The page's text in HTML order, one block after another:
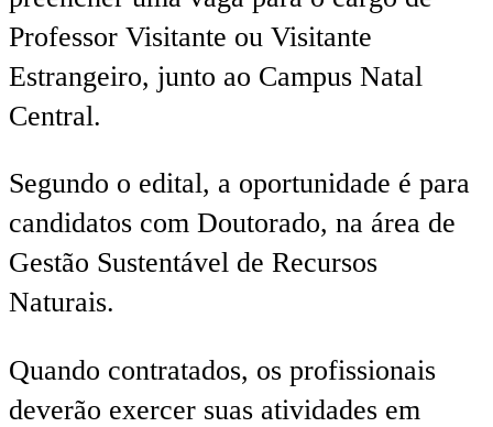
Professor Visitante ou Visitante
Estrangeiro, junto ao Campus Natal
Central.
Segundo o edital, a oportunidade é para
candidatos com Doutorado, na área de
Gestão Sustentável de Recursos
Naturais.
Quando contratados, os profissionais
deverão exercer suas atividades em